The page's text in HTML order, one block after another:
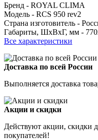
Бренд - ROYAL CLIMA
Модель - RCS 950 rev2
Страна изготовитель -
Габариты, ШxВxГ, мм -
Все характеристики
Доставка по всей России
Выполняется доставка
Акции и скидки
Действуют акции, скидки
покупателей!